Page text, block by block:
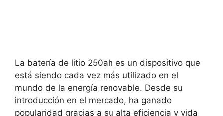
La batería de litio 250ah es un dispositivo que
está siendo cada vez más utilizado en el
mundo de la energía renovable. Desde su
introducción en el mercado, ha ganado
popularidad gracias a su alta eficiencia y vida